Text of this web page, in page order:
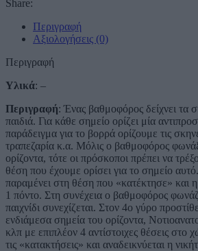
Share:
Περιγραφή
Αξιολογήσεις (0)
Περιγραφή
Υλικά: –
Περιγραφή: Ένας βαθμοφόρος δείχνει τα
παιδιά. Για κάθε σημείο ορίζει μία
παράδειγμα για το βορρά ορίζουμε τις
τραπεζαρία κ.α. Μόλις ο βαθμοφόρος
ορίζοντα, τότε οι πρόσκοποι πρέπει να
θέση που έχουμε ορίσει για το σημείο
παραμένει στη θέση που «κατέκτησε» και
1 πόντο. Στη συνέχεια ο βαθμοφόρος
παιχνίδι συνεχίζεται. Στον 4ο γύρο
ενδιάμεσα σημεία του ορίζοντα,
κλπ με επιπλέον 4 αντίστοιχες θέσεις στο
τις «κατακτήσεις» και αναδεικνύεται η